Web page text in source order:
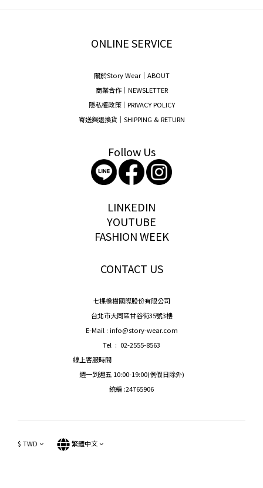
ONLINE SERVICE
關於Story Wear｜ABOUT
商業合作｜NEWSLETTER
隱私權政策｜PRIVACY POLICY
寄送與退換貨｜SHIPPING & RETURN
Follow Us
LINKEDIN
YOUTUBE
FASHION WEEK
CONTACT US
七棵橡樹國際股份有限公司
台北市大同區甘谷街35號3樓
E-Mail : info@story-wear.com
Tel : 02-2555-8563
線上客服時間
週一到週五 10:00-19:00(例假日除外)
統編 :24765906
$ TWD 繁體中文